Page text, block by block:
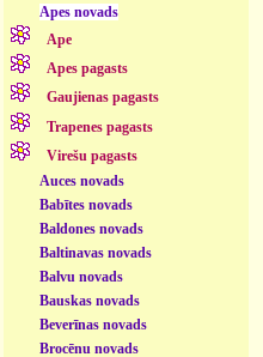
Apes novads
Ape
Apes pagasts
Gaujienas pagasts
Trapenes pagasts
Virešu pagasts
Auces novads
Babītes novads
Baldones novads
Baltinavas novads
Balvu novads
Bauskas novads
Beverīnas novads
Brocēnu novads